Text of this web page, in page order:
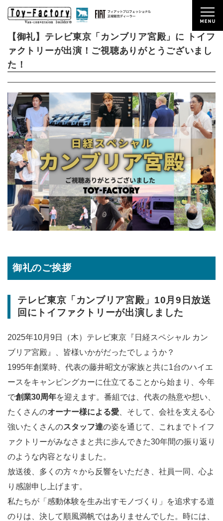
2025/10/15 NEWS
【御礼】テレビ東京「カンブリア宮殿」に トイフ
ァクトリーが出演！ご視聴ありがとうございまし
た！
御礼のご挨拶
テレビ東京「カンブリア宮殿」10月9日放送
回にトイファクトリーが出演しました
2025年10月9日（木）テレビ東京『日経スペシャル カン
ブリア宮殿』、皆様いかがだったでしょうか？
1995年創業時、代表の藤井昭文が家族と共に1台のハイエ
ースをキャンピングカーに仕立てることから始まり、今年
で創業30周年を迎えます。番組では、代表の熱意や想い、
たくさんのオーナー様による愛 、そして、会社を支える心
強いたくさんのスタッフ達の姿を通じて、これまでトイフ
ァクトリーがみなさまと共に歩んできた30年間の振り返り
のような内容となりました。
放送後、多くの方々から反響をいただき、社員一同、心よ
り感謝申し上げます。
私たちが「感動体験を生み出すモノづくり」を追求する道
のりは、決して順風満帆ではありませんでした。時には、